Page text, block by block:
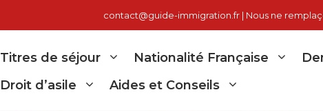
contact@guide-immigration.fr | Nous ne
Titres de séjour Nationalité Française
Droit d’asile
Aides et Conseils